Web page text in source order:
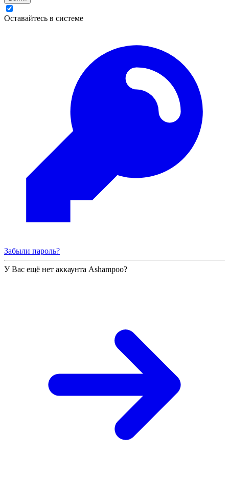
Оставайтесь в системе
Забыли пароль?
У Вас ещё нет аккаунта Ashampoo?